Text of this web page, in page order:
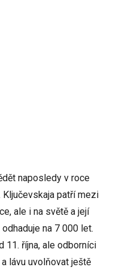
naposledy v roce
patří mezi
ale i na světě a její
na 7 000 let.
11. října, ale odborníci
lávu uvolňovat ještě